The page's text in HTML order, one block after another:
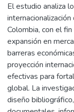
El estudio analiza
Colombia, con el
expansión en
barreras
proyección
efectivas para
global. La
diseño